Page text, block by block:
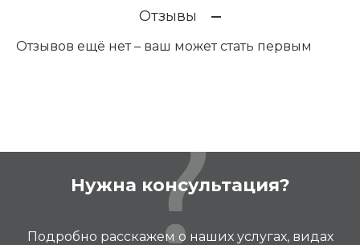
Отзывы
Отзывов ещё нет – ваш может стать первым
Нужна консультация?
Подробно расскажем о наших услугах, видах